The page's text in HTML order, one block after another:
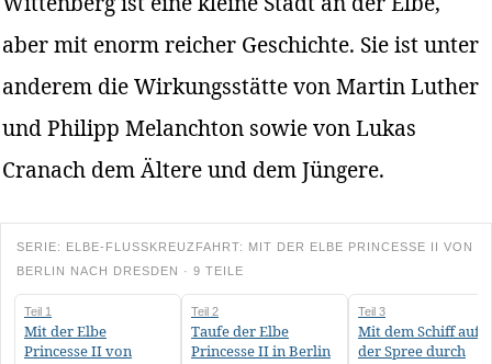
aber mit enorm reicher Geschichte. Sie ist unter
anderem die Wirkungsstätte von Martin Luther
und Philipp Melanchton sowie von Lukas
Cranach dem Ältere und dem Jüngere.
SERIE: ELBE-FLUSSKREUZFAHRT: MIT DER ELBE PRINCESSE II VON
BERLIN NACH DRESDEN · 9 TEILE
Teil 1
Mit der Elbe
Princesse II von
Teil 2
Taufe der Elbe
Princesse II in Berlin
Teil 3
Mit dem Schiff auf
der Spree durch